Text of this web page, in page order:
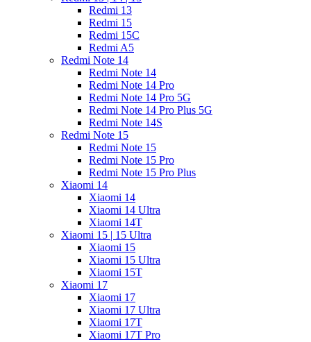
Redmi 13
Redmi 15
Redmi 15C
Redmi A5
Redmi Note 14
Redmi Note 14
Redmi Note 14 Pro
Redmi Note 14 Pro 5G
Redmi Note 14 Pro Plus 5G
Redmi Note 14S
Redmi Note 15
Redmi Note 15
Redmi Note 15 Pro
Redmi Note 15 Pro Plus
Xiaomi 14
Xiaomi 14
Xiaomi 14 Ultra
Xiaomi 14T
Xiaomi 15 | 15 Ultra
Xiaomi 15
Xiaomi 15 Ultra
Xiaomi 15T
Xiaomi 17
Xiaomi 17
Xiaomi 17 Ultra
Xiaomi 17T
Xiaomi 17T Pro